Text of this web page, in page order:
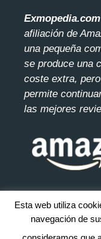
Exmopedia.com
afiliación de
una pequeña
se produce una
coste extra,
permite
las mejores
© 2026
Esta web utiliza
navegación de